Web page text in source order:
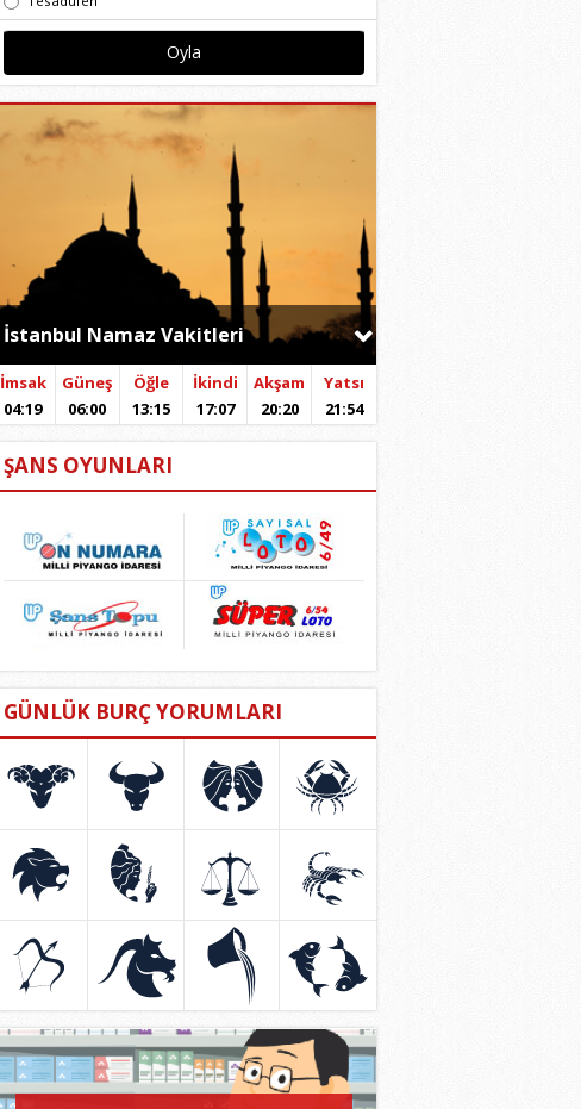
İstanbul
İmsak Güneş Öğle İkindi Akşam
Yatsı
04:19
06:00 13:15 17:07 20:20 21:54
ŞANS OYUNLARI
GÜNLÜK BURÇ YORUMLARI
KOÇ
21 Mart
19 Nisan
BOĞA
20 Nisan
20 Mayıs
İKİZLER
21 Mayıs
21 Haziran
YENGEÇ
22 Haziran
22 Temmuz
ASLAN
23 Temmuz
22 Ağustos
BAŞAK
23 Ağustos
22 Eylül
TERAZİ
23 Eylül
22 Ekim
AKREP
23 Ekim
21 Kasım
YAY
22 Kasım
21 Aralık
OĞLAK
22 Aralık
19 Ocak
KOVA
22 Aralık
19 Ocak
BALIK
19 Şubat
20 Mart